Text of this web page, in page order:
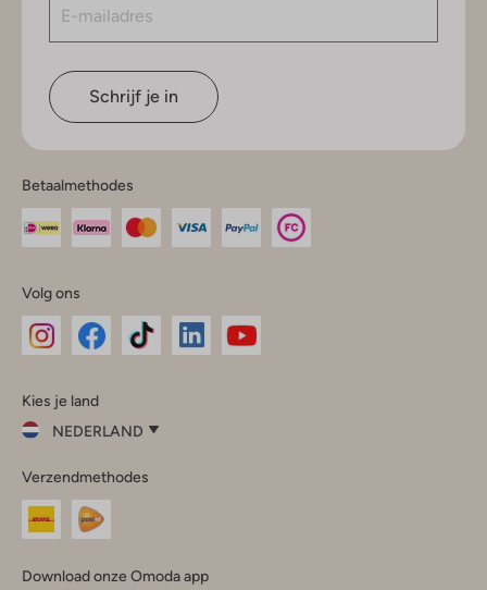
Schrijf je in
Betaalmethodes
Volg ons
InstagramFacebook
Kies je land
NEDERLAND
je
land
Nederland
Verzendmethodes
Download onze Omoda app